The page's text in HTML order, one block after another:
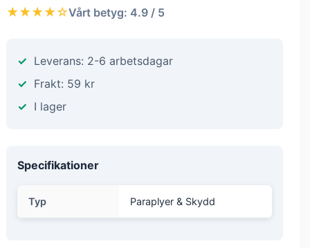
★★★★☆Vårt betyg: 4.9 / 5
Leverans: 2-6 arbetsdagar
Frakt: 59 kr
I lager
Specifikationer
Typ Paraplyer & Skydd